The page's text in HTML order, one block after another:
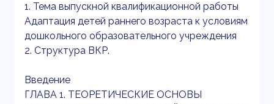
1. Тема выпускной квалификационной работы
Адаптация детей раннего возраста к условиям
дошкольного образовательного учреждения
2. Структура ВКР.
Введение
ГЛАВА 1. ТЕОРЕТИЧЕСКИЕ ОСНОВЫ